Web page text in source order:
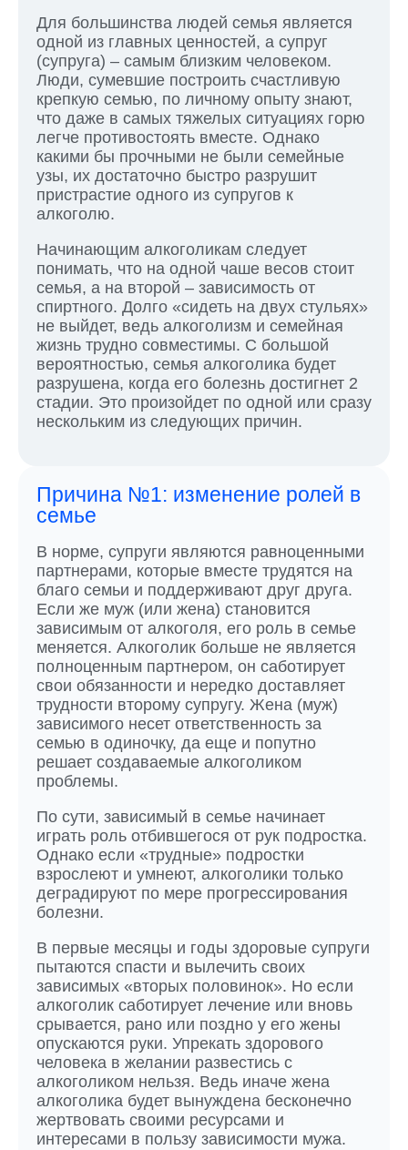
Для большинства людей семья является
одной из главных ценностей, а супруг
(супруга) – самым близким человеком.
Люди, сумевшие построить счастливую
крепкую семью, по личному опыту знают,
что даже в самых тяжелых ситуациях горю
легче противостоять вместе. Однако
какими бы прочными не были семейные
узы, их достаточно быстро разрушит
пристрастие одного из супругов к
алкоголю.
Начинающим алкоголикам следует
понимать, что на одной чаше весов стоит
семья, а на второй – зависимость от
спиртного. Долго «сидеть на двух стульях»
не выйдет, ведь алкоголизм и семейная
жизнь трудно совместимы. С большой
вероятностью, семья алкоголика будет
разрушена, когда его болезнь достигнет 2
стадии. Это произойдет по одной или сразу
нескольким из следующих причин.
Причина №1: изменение ролей в
семье
В норме, супруги являются равноценными
партнерами, которые вместе трудятся на
благо семьи и поддерживают друг друга.
Если же муж (или жена) становится
зависимым от алкоголя, его роль в семье
меняется. Алкоголик больше не является
полноценным партнером, он саботирует
свои обязанности и нередко доставляет
трудности второму супругу. Жена (муж)
зависимого несет ответственность за
семью в одиночку, да еще и попутно
решает создаваемые алкоголиком
проблемы.
По сути, зависимый в семье начинает
играть роль отбившегося от рук подростка.
Однако если «трудные» подростки
взрослеют и умнеют, алкоголики только
деградируют по мере прогрессирования
болезни.
В первые месяцы и годы здоровые супруги
пытаются спасти и вылечить своих
зависимых «вторых половинок». Но если
алкоголик саботирует лечение или вновь
срывается, рано или поздно у его жены
опускаются руки. Упрекать здорового
человека в желании развестись с
алкоголиком нельзя. Ведь иначе жена
алкоголика будет вынуждена бесконечно
жертвовать своими ресурсами и
интересами в пользу зависимости мужа.